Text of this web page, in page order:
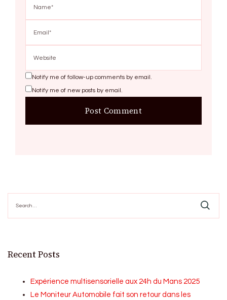
Notify me of follow-up comments by email.
Notify me of new posts by email.
for:
Recent Posts
Expérience multisensorielle aux 24h du Mans 2025
Le Moniteur Automobile fait son retour dans les